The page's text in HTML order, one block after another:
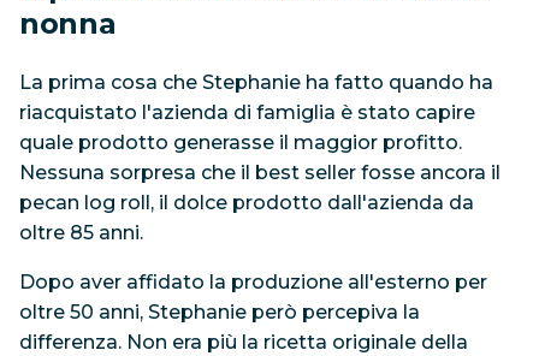
nonna
La prima cosa che Stephanie ha fatto quando ha
riacquistato l'azienda di famiglia è stato capire
quale prodotto generasse il maggior profitto.
Nessuna sorpresa che il best seller fosse ancora il
pecan log roll, il dolce prodotto dall'azienda da
oltre 85 anni.
Dopo aver affidato la produzione all'esterno per
oltre 50 anni, Stephanie però percepiva la
differenza. Non era più la ricetta originale della